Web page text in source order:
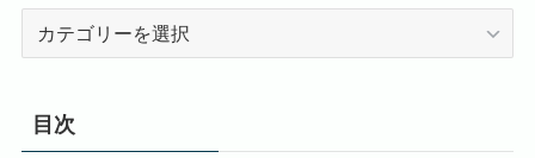
リ
ー
目次